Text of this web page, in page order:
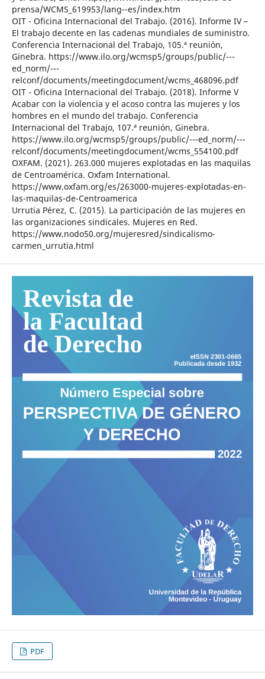
prensa/WCMS_619953/lang--es/index.htm
OIT - Oficina Internacional del Trabajo. (2016). Informe IV –
El trabajo decente en las cadenas mundiales de suministro.
Conferencia Internacional del Trabajo, 105.ª reunión,
Ginebra. https://www.ilo.org/wcmsp5/groups/public/---
ed_norm/---
relconf/documents/meetingdocument/wcms_468096.pdf
OIT - Oficina Internacional del Trabajo. (2018). Informe V
Acabar con la violencia y el acoso contra las mujeres y los
hombres en el mundo del trabajo. Conferencia
Internacional del Trabajo, 107.ª reunión, Ginebra.
https://www.ilo.org/wcmsp5/groups/public/---ed_norm/---
relconf/documents/meetingdocument/wcms_554100.pdf
OXFAM. (2021). 263.000 mujeres explotadas en las maquilas
de Centroamérica. Oxfam International.
https://www.oxfam.org/es/263000-mujeres-explotadas-en-
las-maquilas-de-Centroamerica
Urrutia Pérez, C. (2015). La participación de las mujeres en
las organizaciones sindicales. Mujeres en Red.
https://www.nodo50.org/mujeresred/sindicalismo-
carmen_urrutia.html
PDF